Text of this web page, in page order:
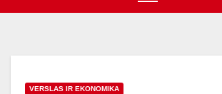
VERSLAS IR EKONOMIKA